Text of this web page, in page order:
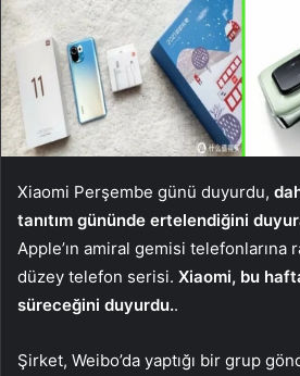
Xiaomi Perşembe günü duyurdu,
tanıtım gününde ertelendiğini
Apple’ın amiral gemisi telefonlarına
düzey telefon serisi. Xiaomi, bu
süreceğini duyurdu..
Şirket, Weibo’da yaptığı bir grup